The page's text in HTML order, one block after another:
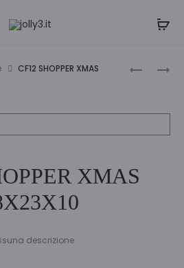
i
68
20
31X42X12
CF12 SHOPPER XMAS
XMAS
descrizione